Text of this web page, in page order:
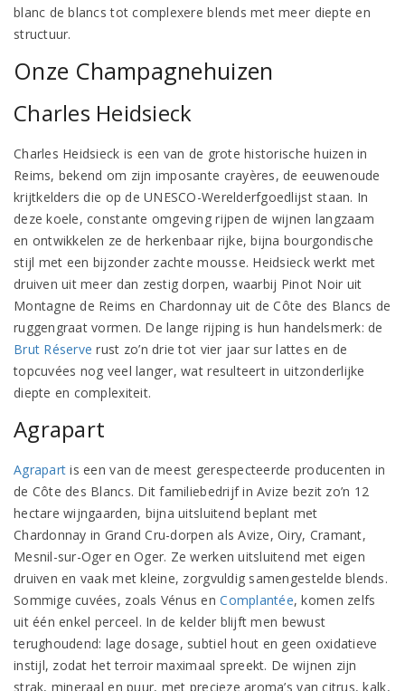
blanc de blancs tot complexere blends met meer diepte en
structuur.
Onze Champagnehuizen
Charles Heidsieck
Charles Heidsieck is een van de grote historische huizen in
Reims, bekend om zijn imposante crayères, de eeuwenoude
krijtkelders die op de UNESCO-Werelderfgoedlijst staan. In
deze koele, constante omgeving rijpen de wijnen langzaam
en ontwikkelen ze de herkenbaar rijke, bijna bourgondische
stijl met een bijzonder zachte mousse. Heidsieck werkt met
druiven uit meer dan zestig dorpen, waarbij Pinot Noir uit
Montagne de Reims en Chardonnay uit de Côte des Blancs de
ruggengraat vormen. De lange rijping is hun handelsmerk: de
Brut Réserve rust zo’n drie tot vier jaar sur lattes en de
topcuvées nog veel langer, wat resulteert in uitzonderlijke
diepte en complexiteit.
Agrapart
Agrapart is een van de meest gerespecteerde producenten in
de Côte des Blancs. Dit familiebedrijf in Avize bezit zo’n 12
hectare wijngaarden, bijna uitsluitend beplant met
Chardonnay in Grand Cru-dorpen als Avize, Oiry, Cramant,
Mesnil-sur-Oger en Oger. Ze werken uitsluitend met eigen
druiven en vaak met kleine, zorgvuldig samengestelde blends.
Sommige cuvées, zoals Vénus enComplantée, komen zelfs
uit één enkel perceel. In de kelder blijft men bewust
terughoudend: lage dosage, subtiel hout en geen oxidatieve
instijl, zodat het terroir maximaal spreekt. De wijnen zijn
strak, mineraal en puur, met precieze aroma’s van citrus, kalk,